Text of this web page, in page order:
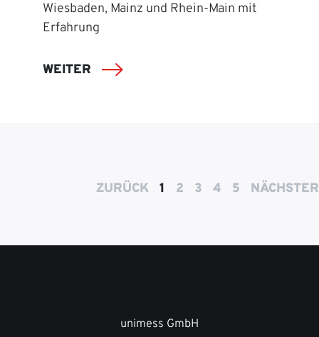
Wiesbaden, Mainz und Rhein-Main mit
Erfahrung
WEITER
ZURÜCK 1 2 3 4 5 NÄCHSTER
unimess GmbH